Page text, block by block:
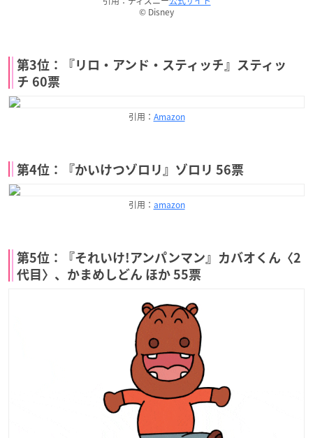
© Disney
第3位：『リロ・アンド・スティッチ』スティッ
チ 60票
引用： Amazon
第4位：『かいけつゾロリ』ゾロリ 56票
引用： amazon
第5位：『それいけ!アンパンマン』カバオくん〈2
代目〉、かまめしどん ほか 55票